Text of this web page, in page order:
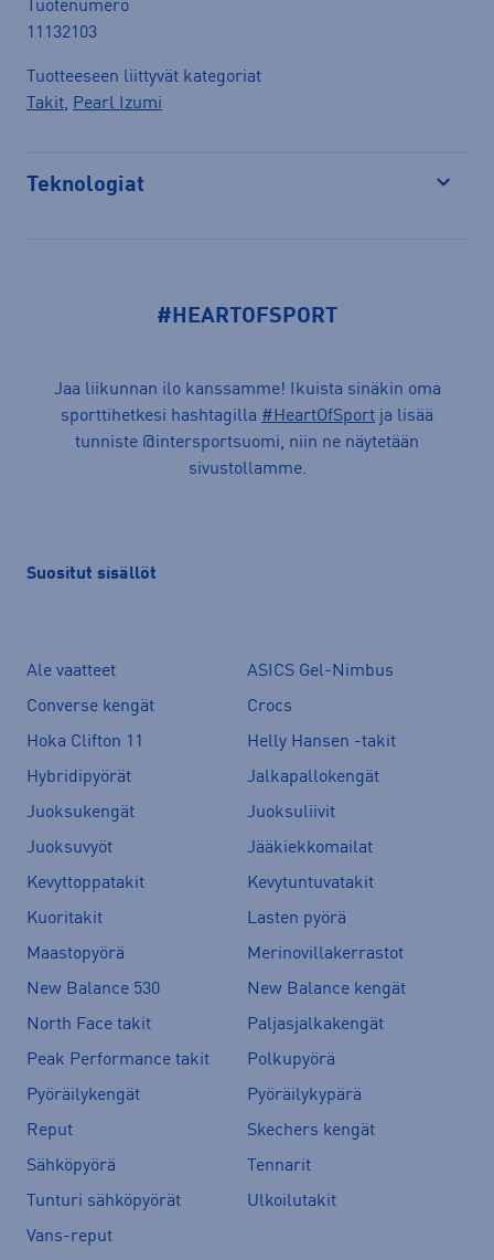
Tuotenumero
11132103
Tuotteeseen liittyvät kategoriat
Takit, Pearl Izumi
Teknologiat
#HEARTOFSPORT
Jaa liikunnan ilo kanssamme! Ikuista sinäkin oma
sporttihetkesi hashtagilla #HeartOfSport ja lisää
tunniste @intersportsuomi, niin ne näytetään
sivustollamme.
Suositut sisällöt
Ale vaatteet
ASICS Gel-Nimbus
Converse kengät
Crocs
Hoka Clifton 11
Helly Hansen -takit
Hybridipyörät
Jalkapallokengät
Juoksukengät
Juoksuliivit
Juoksuvyöt
Jääkiekkomailat
Kevyttoppatakit
Kevytuntuvatakit
Kuoritakit
Lasten pyörä
Maastopyörä
Merinovillakerrastot
New Balance 530
New Balance kengät
North Face takit
Paljasjalkakengät
Peak Performance takit
Polkupyörä
Pyöräilykengät
Pyöräilykypärä
Reput
Skechers kengät
Sähköpyörä
Tennarit
Tunturi sähköpyörät
Ulkoilutakit
Vans-reput